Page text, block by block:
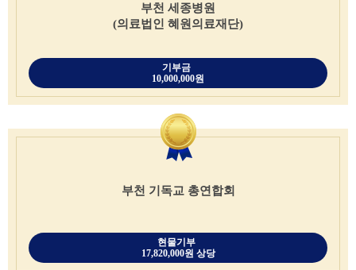
부천 세종병원
(의료법인 혜원의료재단)
기부금
10,000,000원
부천 기독교 총연합회
현물기부
17,820,000원 상당